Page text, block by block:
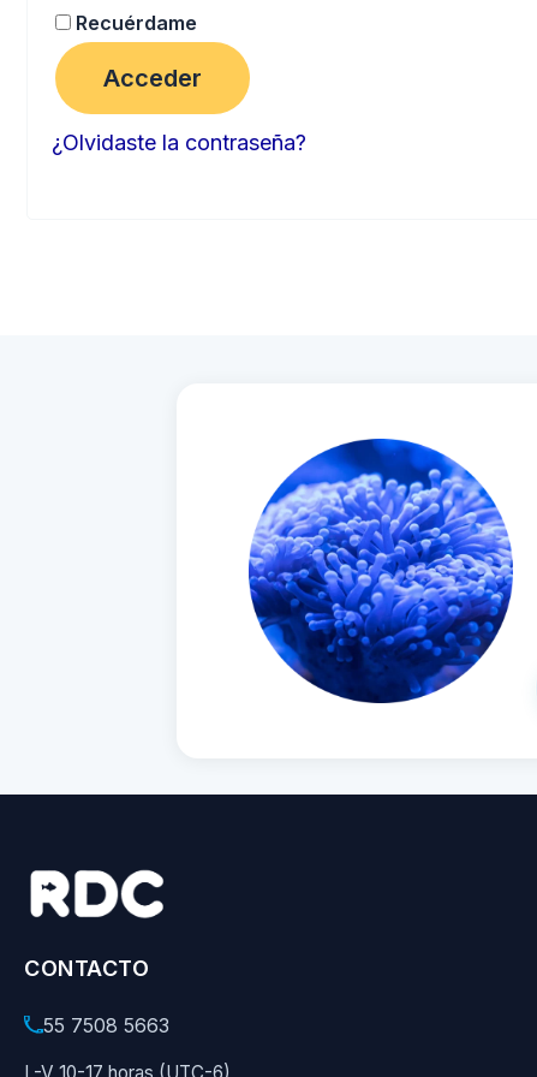
Recuérdame
Acceder
¿Olvidaste la contraseña?
CONTACTO
55 7508 5663